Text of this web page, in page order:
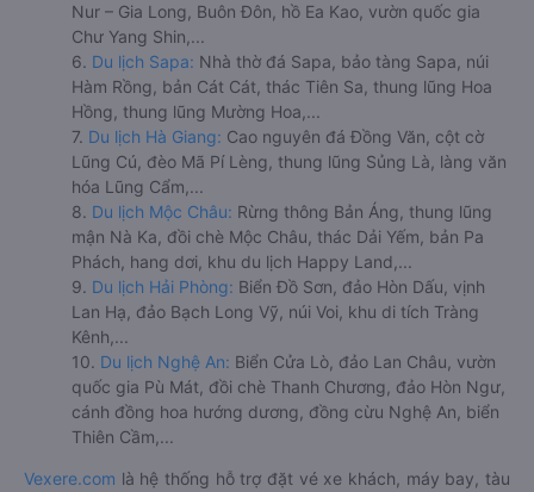
Nur – Gia Long, Buôn Đôn, hồ Ea Kao, vườn quốc gia
Chư Yang Shin,...
6. Du lịch Sapa: Nhà thờ đá Sapa, bảo tàng Sapa, núi
Hàm Rồng, bản Cát Cát, thác Tiên Sa, thung lũng Hoa
Hồng, thung lũng Mường Hoa,...
7. Du lịch Hà Giang: Cao nguyên đá Đồng Văn, cột cờ
Lũng Cú, đèo Mã Pí Lèng, thung lũng Sủng Là, làng văn
hóa Lũng Cẩm,...
8. Du lịch Mộc Châu: Rừng thông Bản Áng, thung lũng
mận Nà Ka, đồi chè Mộc Châu, thác Dải Yếm, bản Pa
Phách, hang dơi, khu du lịch Happy Land,...
9. Du lịch Hải Phòng: Biển Đồ Sơn, đảo Hòn Dấu, vịnh
Lan Hạ, đảo Bạch Long Vỹ, núi Voi, khu di tích Tràng
Kênh,...
10. Du lịch Nghệ An: Biển Cửa Lò, đảo Lan Châu, vườn
quốc gia Pù Mát, đồi chè Thanh Chương, đảo Hòn Ngư,
cánh đồng hoa hướng dương, đồng cừu Nghệ An, biển
Thiên Cầm,...
Vexere.com là hệ thống hỗ trợ đặt vé xe khách, máy bay, tàu